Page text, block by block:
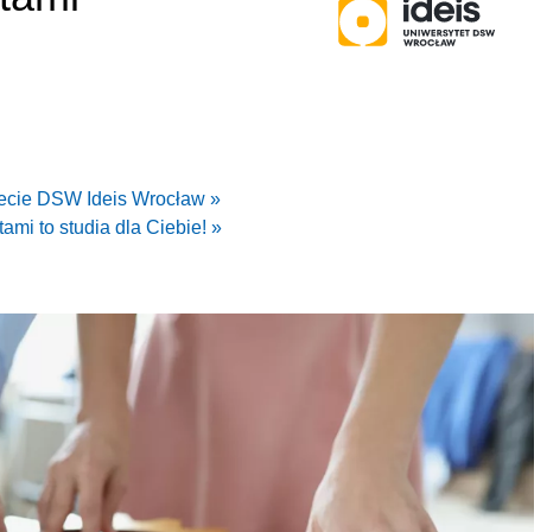
DSW Ideis Wrocław »
to studia dla Ciebie! »